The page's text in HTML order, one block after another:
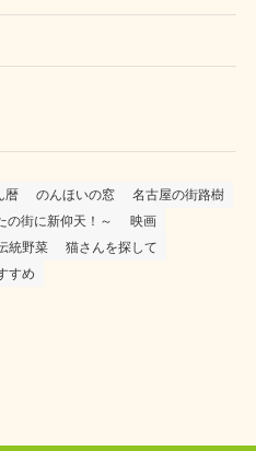
暦 のんほいの窓
名古屋の街路樹
街に新仰天！～
映画
統野菜
猫さんを探して
すめ